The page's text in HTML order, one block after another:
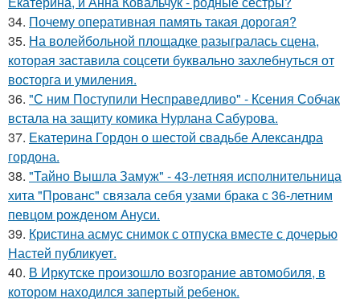
34. Почему оперативная память такая дорогая?
35. На волейбольной площадке разыгралась сцена,
которая заставила соцсети буквально захлебнуться от
восторга и умиления.
36. "С ним Поступили Несправедливо" - Ксения Собчак
встала на защиту комика Нурлана Сабурова.
37. Екатерина Гордон о шестой свадьбе Александра
гордона.
38. "Тайно Вышла Замуж" - 43-летняя исполнительница
хита "Прованс" связала себя узами брака с 36-летним
певцом рожденом Ануси.
39. Кристина асмус снимок с отпуска вместе с дочерью
Настей публикует.
40. В Иркутске произошло возгорание автомобиля, в
котором находился запертый ребенок.